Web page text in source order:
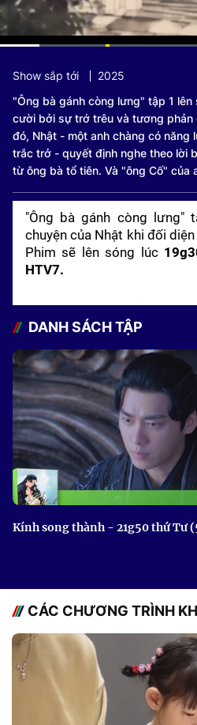
Time
Show sắp tới
2025
"Ông bà gánh còng lưng" tập 1 lên
cười bởi sự trớ trêu và tương phản
đó, Nhật - một anh chàng có năng
trắc trở - quyết định nghe theo lời
từ ông bà tổ tiên. Và "ông Cố" của
"Ông bà gánh còng lưng"
chuyện của Nhật khi đối
Phim sẽ lên sóng lúc
HTV7.
DANH SÁCH TẬP
Kính song thành - 21g50 thứ Tư
CÁC CHƯƠNG TRÌNH